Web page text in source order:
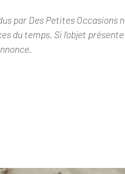
par Des Petites Occasions
du temps. Si l'objet